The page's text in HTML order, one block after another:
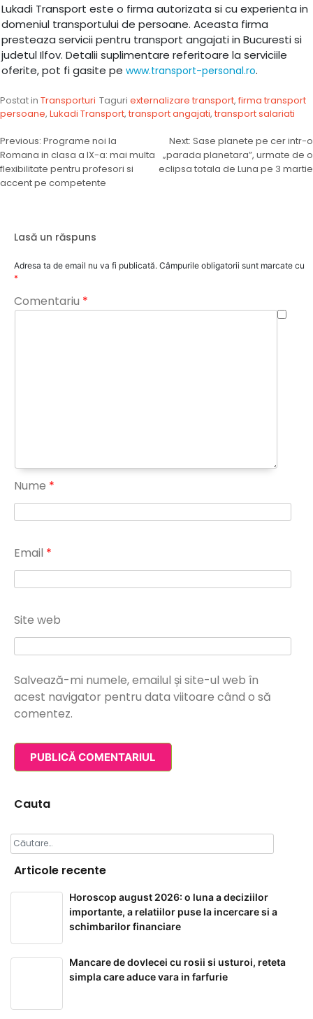
Lukadi Transport este o firma autorizata si cu experienta in
domeniul transportului de persoane. Aceasta firma
presteaza servicii pentru transport angajati in Bucuresti si
judetul Ilfov. Detalii suplimentare referitoare la serviciile
oferite, pot fi gasite pe www.transport-personal.ro.
Postat in Transporturi Taguri externalizare transport, firma transport
persoane, Lukadi Transport, transport angajati, transport salariati
Navigare
în
articole
Previous: Programe noi la
Romana in clasa a IX-a: mai multa
flexibilitate pentru profesori si
accent pe competente
Next: Sase planete pe cer intr-o
„parada planetara”, urmate de o
eclipsa totala de Luna pe 3 martie
Lasă un răspuns
Adresa ta de email nu va fi publicată. Câmpurile obligatorii sunt marcate cu
*
Comentariu *
Nume *
Email *
Site web
Salvează-mi numele, emailul și site-ul web în
acest navigator pentru data viitoare când o să
comentez.
Cauta
Caută
după:
Articole recente
Horoscop august 2026: o luna a deciziilor
importante, a relatiilor puse la incercare si a
schimbarilor financiare
Mancare de dovlecei cu rosii si usturoi, reteta
simpla care aduce vara in farfurie